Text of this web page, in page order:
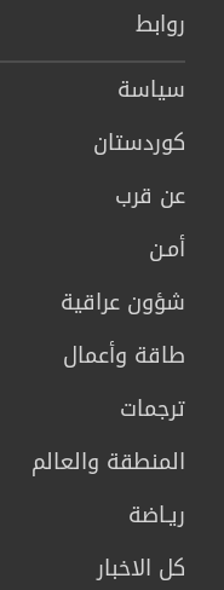
روابط
سیاسة
كوردستان
عن قرب
أمـن
شؤون عراقية
طاقة وأعمال
ترجمات
المنطقة والعالم
ريـاضة
كل الاخبار